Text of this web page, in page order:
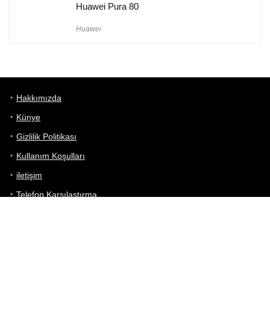
Huawei Pura 80
Huawei
Hakkımızda
Künye
Gizlilik Politikası
Kullanım Koşulları
iletişim
Telefon Karşılaştırma